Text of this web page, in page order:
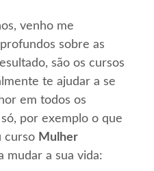
venho me
sobre as
são os cursos
te ajudar a se
em todos os
por exemplo o que
curso Mulher
mudar a sua vida: